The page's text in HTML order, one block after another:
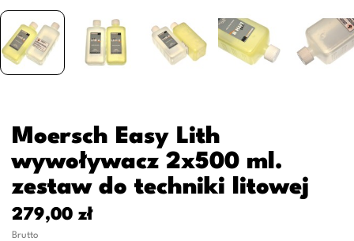
Moersch Easy Lith
wywoływacz 2x500 ml.
zestaw do techniki litowej
279,00 zł
Brutto